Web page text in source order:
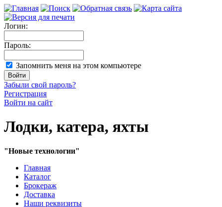
Логин:
Пароль:
Запомнить меня на этом компьютере
Забыли свой пароль?
Регистрация
Войти на сайт
Лодки, катера, яхты
"Новые технологии"
Главная
Каталог
Брокераж
Доставка
Наши реквизиты